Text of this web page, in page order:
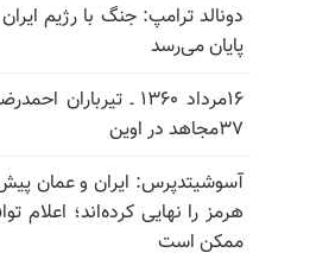
دونالد ترامپ: جنگ با رژیم
پایان می‌رسد
۱۶مرداد ۱۳۶۰ ـ
۳۷مجاهد در اوین
آسوشیتدپرس: ایران و عمان
هرمز را نهایی کرده‌اند؛ اعلام
ممکن است